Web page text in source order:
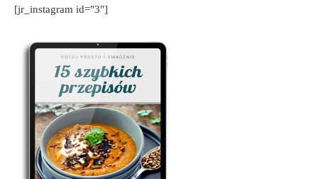
[jr_instagram id="3"]